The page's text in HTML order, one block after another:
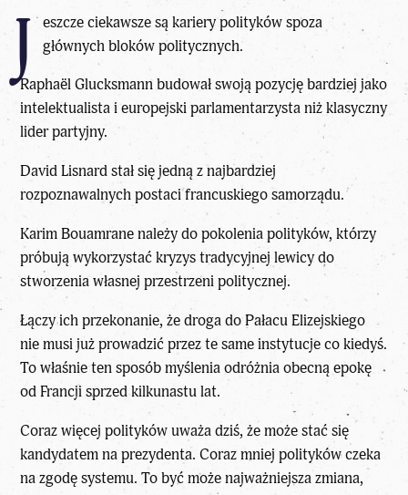
J
eszcze ciekawsze są kariery polityków spoza
głównych bloków politycznych.
Raphaël Glucksmann budował swoją pozycję bardziej jako
intelektualista i europejski parlamentarzysta niż klasyczny
lider partyjny.
David Lisnard stał się jedną z najbardziej
rozpoznawalnych postaci francuskiego samorządu.
Karim Bouamranenależy do pokolenia polityków, którzy
próbują wykorzystać kryzys tradycyjnej lewicy do
stworzenia własnej przestrzeni politycznej.
Łączy ich przekonanie, że droga do Pałacu Elizejskiego
nie musi już prowadzić przez te same instytucje co kiedyś.
To właśnie ten sposób myślenia odróżnia obecną epokę
od Francji sprzed kilkunastu lat.
Coraz więcej polityków uważa dziś, że może stać się
kandydatem na prezydenta. Coraz mniej polityków czeka
na zgodę systemu. To być może najważniejsza zmiana,